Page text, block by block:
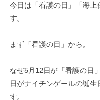
y
a
今日は「看護の日」「海
す。
まず「看護の日」から。
なぜ5⽉12⽇が「看護の⽇
⽇がナイチンゲールの誕
す。